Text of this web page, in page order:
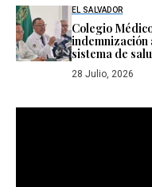
EL SALVADOR
Colegio
indemnización
sistema de
28 Julio, 2026